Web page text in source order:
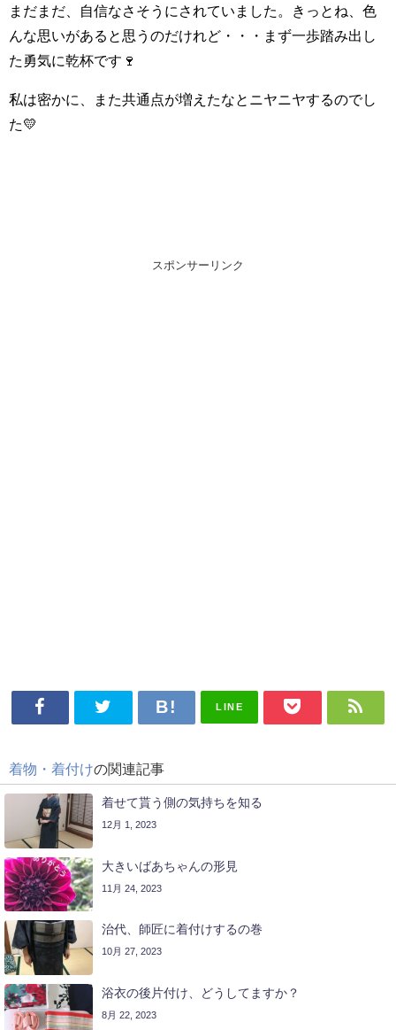
まだまだ、自信なさそうにされていました。きっとね、色
んな思いがあると思うのだけれど・・・まず一歩踏み出し
た勇気に乾杯です🍷
私は密かに、また共通点が増えたなとニヤニヤするのでし
た💛
スポンサーリンク
LINE
着物・着付けの関連記事
着せて貰う側の気持ちを知る
12月 1, 2023
大きいばあちゃんの形見
11月 24, 2023
治代、師匠に着付けするの巻
10月 27, 2023
浴衣の後片付け、どうしてますか？
8月 22, 2023